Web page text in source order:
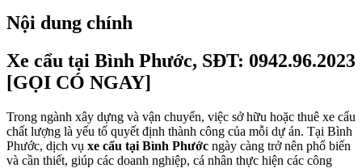
Nội dung chính
Xe cẩu tại Bình Phước, SĐT: 0942.96.2023
[GỌI CÓ NGAY]
Trong ngành xây dựng và vận chuyển, việc sở hữu hoặc thuê xe cẩu
chất lượng là yếu tố quyết định thành công của mỗi dự án. Tại Bình
Phước, dịch vụ xe cẩu tại Bình Phước ngày càng trở nên phổ biến
và cần thiết, giúp các doanh nghiệp, cá nhân thực hiện các công